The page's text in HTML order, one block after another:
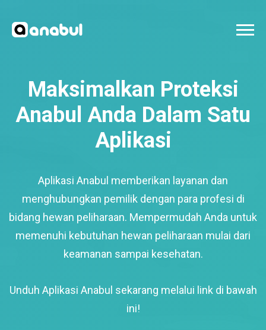
Maksimalkan Proteksi
Anabul Anda Dalam Satu
Aplikasi
Aplikasi Anabul memberikan layanan dan
menghubungkan pemilik dengan para profesi di
bidang hewan peliharaan. Mempermudah Anda untuk
memenuhi kebutuhan hewan peliharaan mulai dari
keamanan sampai kesehatan.
Unduh Aplikasi Anabul sekarang melalui link di bawah
ini!